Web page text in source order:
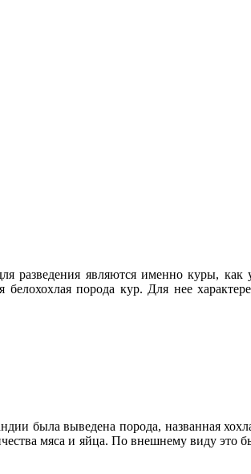
являются именно куры, как
порода кур. Для нее
была выведена порода, названная
мяса и яйца. По внешнему виду это